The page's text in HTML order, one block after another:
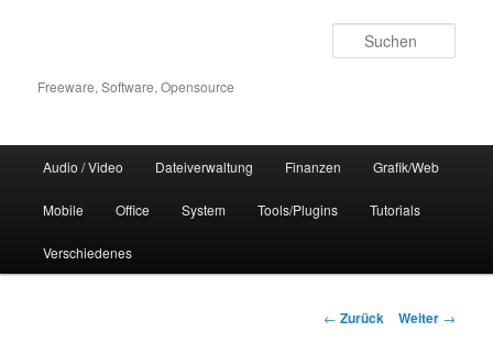
Freeware, Software, Opensource
Audio / Video Dateiverwaltung Finanzen Grafik/Web
Mobile Office System Tools/Plugins Tutorials
Verschiedenes
Beitrags-
← Zurück Weiter →